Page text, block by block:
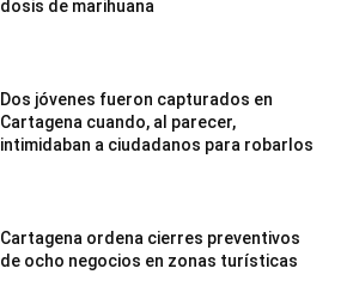
dosis de marihuana
Dos jóvenes fueron capturados en
Cartagena cuando, al parecer,
intimidaban a ciudadanos para robarlos
Cartagena ordena cierres preventivos
de ocho negocios en zonas turísticas